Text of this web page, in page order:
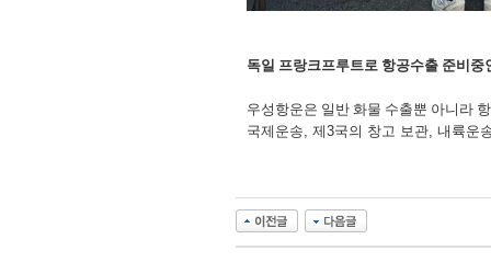
독일 프랑크프루트로 항공수출 준비중
우성항운은 일반 화물 수출뿐 아니라
국제운송, 제3국의 창고 보관, 내륙